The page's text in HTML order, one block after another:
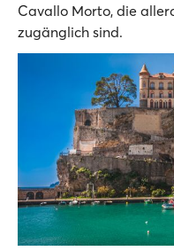
Cavallo Morto, die
zugänglich sind.